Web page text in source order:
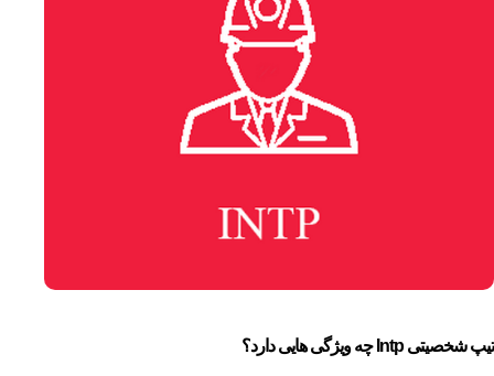
تیپ شخصیتی Intp چه ویژگی هایی دارد؟